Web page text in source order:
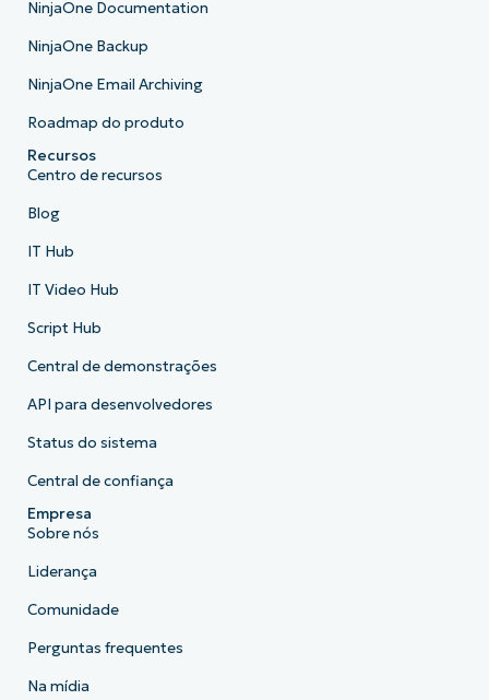
NinjaOne Documentation
NinjaOne Backup
NinjaOne Email Archiving
Roadmap do produto
Recursos
Centro de recursos
Blog
IT Hub
IT Video Hub
Script Hub
Central de demonstrações
API para desenvolvedores
Status do sistema
Central de confiança
Empresa
Sobre nós
Liderança
Comunidade
Perguntas frequentes
Na mídia